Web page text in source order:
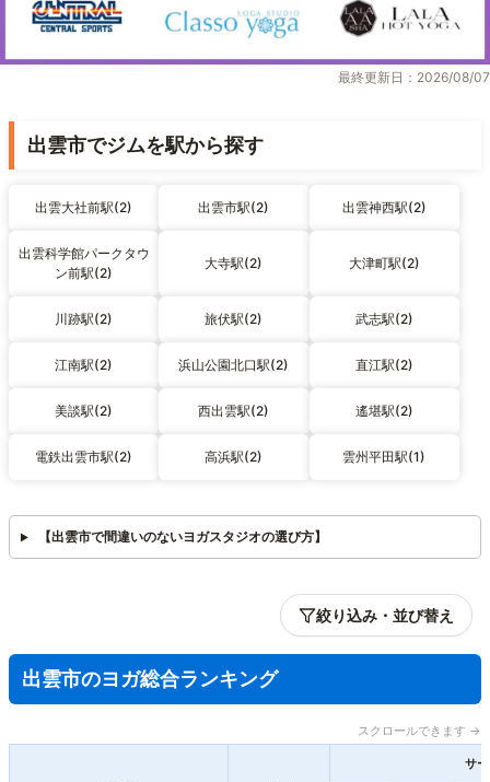
最終更新日：2026/08/07
出雲市でジムを駅から探す
出雲大社前駅(2) 出雲市駅(2) 出雲神西駅(2)
出雲科学館パークタウ
ン前駅(2)
大寺駅(2) 大津町駅(2)
川跡駅(2) 旅伏駅(2) 武志駅(2)
江南駅(2) 浜山公園北口駅(2) 直江駅(2)
美談駅(2) 西出雲駅(2) 遙堪駅(2)
電鉄出雲市駅(2) 高浜駅(2) 雲州平田駅(1)
【出雲市で間違いのないヨガスタジオの選び方】
絞り込み・並び替え
出雲市のヨガ総合ランキング
スクロールできます →
サ